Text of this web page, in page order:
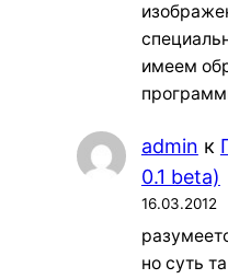
имеем
admin к
0.1 beta)
16.03.2012
но суть